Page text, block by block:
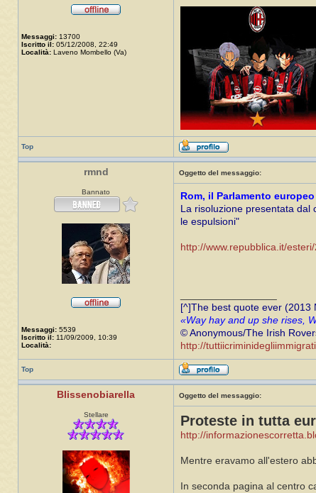
Messaggi: 13700
Iscritto il: 05/12/2008, 22:49
Località: Laveno Mombello (Va)
Top
rmnd
Bannato
Messaggi: 5539
Iscritto il: 11/09/2009, 10:39
Località:
Oggetto del messaggio:
Rom, il Parlamento
La risoluzione presentata
le espulsioni"
http://www.repubblica.it/
[^]The best quote ever (2013
«Way hay and up she rises,
© Anonymous/The Irish
http://
Top
Blissenobiarella
Stellare
Oggetto del messaggio:
Proteste in tutta
http://
Mentre eravamo all'estero
In seconda pagina al centro